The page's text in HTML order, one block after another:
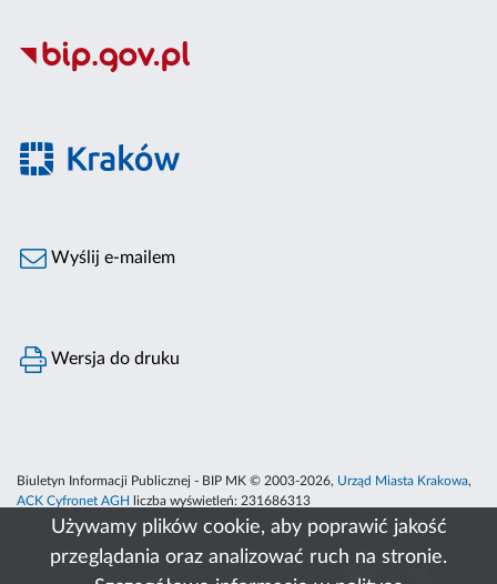
Używamy plików cookie, aby poprawić jakość
przeglądania oraz analizować ruch na stronie.
Wyślij e-mailem
Wersja do druku
Biuletyn Informacji Publicznej - BIP MK © 2003-2026, Urząd Miasta Krakowa,
ACK Cyfronet AGH
liczba wyświetleń: 231686313